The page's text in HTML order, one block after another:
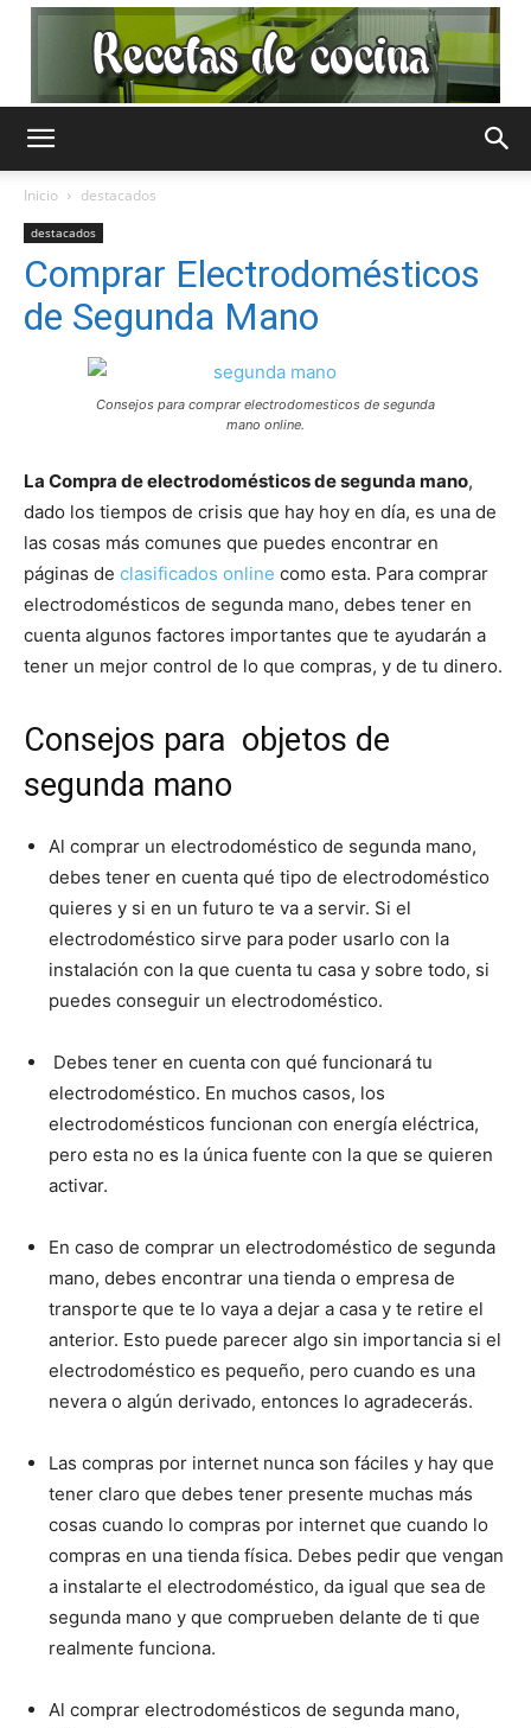
Cocina
Gratis
|
Online
|
Recetas
Inicio destacados
destacados
Comprar Electrodomésticos
de Segunda Mano
Consejos para comprar electrodomesticos de segunda
mano online.
La Compra de electrodomésticos de segunda mano,
dado los tiempos de crisis que hay hoy en día, es una de
las cosas más comunes que puedes encontrar en
páginas de clasificados online como esta. Para comprar
electrodomésticos de segunda mano, debes tener en
cuenta algunos factores importantes que te ayudarán a
tener un mejor control de lo que compras, y de tu dinero.
Consejos para objetos de
segunda mano
Al comprar un electrodoméstico de segunda mano,
debes tener en cuenta qué tipo de electrodoméstico
quieres y si en un futuro te va a servir. Si el
electrodoméstico sirve para poder usarlo con la
instalación con la que cuenta tu casa y sobre todo, si
puedes conseguir un electrodoméstico.
Debes tener en cuenta con qué funcionará tu
electrodoméstico. En muchos casos, los
electrodomésticos funcionan con energía eléctrica,
pero esta no es la única fuente con la que se quieren
activar.
En caso de comprar un electrodoméstico de segunda
mano, debes encontrar una tienda o empresa de
transporte que te lo vaya a dejar a casa y te retire el
anterior. Esto puede parecer algo sin importancia si el
electrodoméstico es pequeño, pero cuando es una
nevera o algún derivado, entonces lo agradecerás.
Las compras por internet nunca son fáciles y hay que
tener claro que debes tener presente muchas más
cosas cuando lo compras por internet que cuando lo
compras en una tienda física. Debes pedir que vengan
a instalarte el electrodoméstico, da igual que sea de
segunda mano y que comprueben delante de ti que
realmente funciona.
Al comprar electrodomésticos de segunda mano,